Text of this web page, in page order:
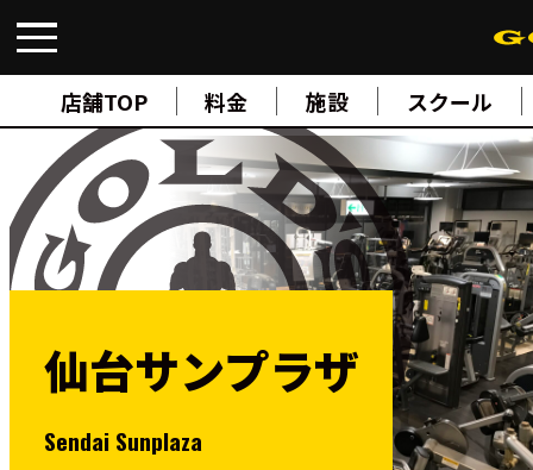
店舗TOP 料金 施設 スクール
FIND A GYM 店舗検索
ABOUT ゴールドジムについて
SUPPORT トレーニングサポート
SCHOOLスクール
STUDIOスタジオ
JOIN ご入会について
NEWSニュース
SHOP オンラインストア
仙台サンプラザ
Sendai Sunplaza